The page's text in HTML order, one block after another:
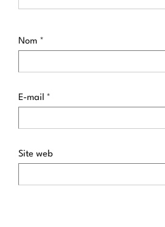
Nom *
E-mail *
Site web